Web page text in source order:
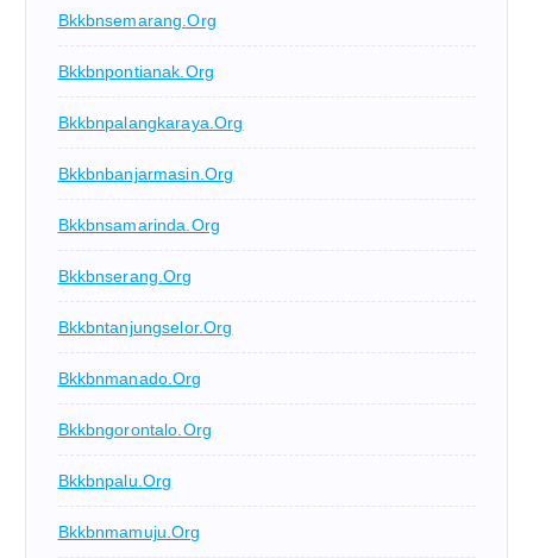
Bkkbnsemarang.org
Bkkbnpontianak.org
Bkkbnpalangkaraya.org
Bkkbnbanjarmasin.org
Bkkbnsamarinda.org
Bkkbnserang.org
Bkkbntanjungselor.org
Bkkbnmanado.org
Bkkbngorontalo.org
Bkkbnpalu.org
Bkkbnmamuju.org